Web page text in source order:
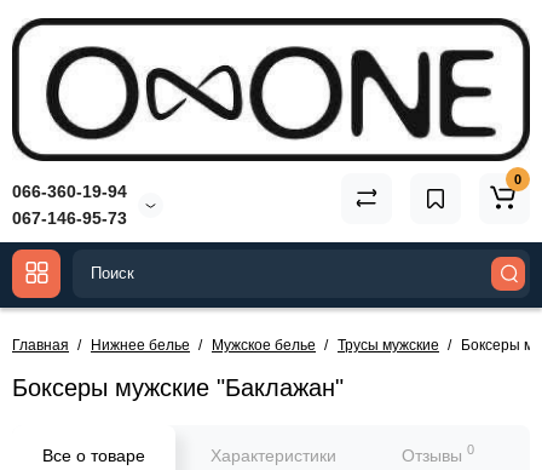
066-360-19-94
067-146-95-73
0
Главная Нижнее белье Мужское белье Трусы мужские Боксеры
Боксеры мужские "Баклажан"
Все о товаре Характеристики Отзывы 0